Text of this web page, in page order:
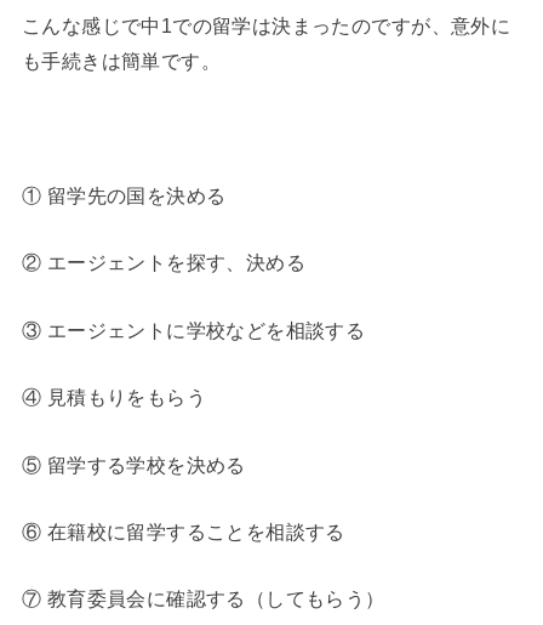
こんな感じで中1での留学は決まったのですが、意外に
も手続きは簡単です。
① 留学先の国を決める
② エージェントを探す、決める
③ エージェントに学校などを相談する
④ 見積もりをもらう
⑤ 留学する学校を決める
⑥ 在籍校に留学することを相談する
⑦ 教育委員会に確認する（してもらう）